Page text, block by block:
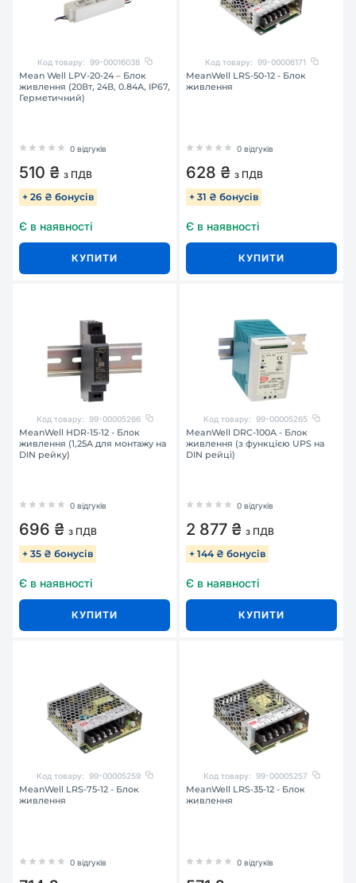
Код товару: 99-00016038
Mean Well LPV-20-24 – Блок
живлення (20Вт, 24В, 0.84А, IP67,
Герметичний)
0 відгуків
510 ₴ з ПДВ
+ 26 ₴ бонусів
Є в наявності
КУПИТИ
Код товару: 99-00006171
MeanWell LRS-50-12 - Блок
живлення
0 відгуків
628 ₴ з ПДВ
+ 31 ₴ бонусів
Є в наявності
КУПИТИ
Код товару: 99-00005266
MeanWell HDR-15-12 - Блок
живлення (1,25А для монтажу на
DIN рейку)
0 відгуків
696 ₴ з ПДВ
+ 35 ₴ бонусів
Є в наявності
КУПИТИ
Код товару: 99-00005265
MeanWell DRC-100A - Блок
живлення (з функцією UPS на
DIN рейці)
0 відгуків
2 877 ₴ з ПДВ
+ 144 ₴ бонусів
Є в наявності
КУПИТИ
Код товару: 99-00005259
MeanWell LRS-75-12 - Блок
живлення
0 відгуків
Код товару: 99-00005257
MeanWell LRS-35-12 - Блок
живлення
0 відгуків